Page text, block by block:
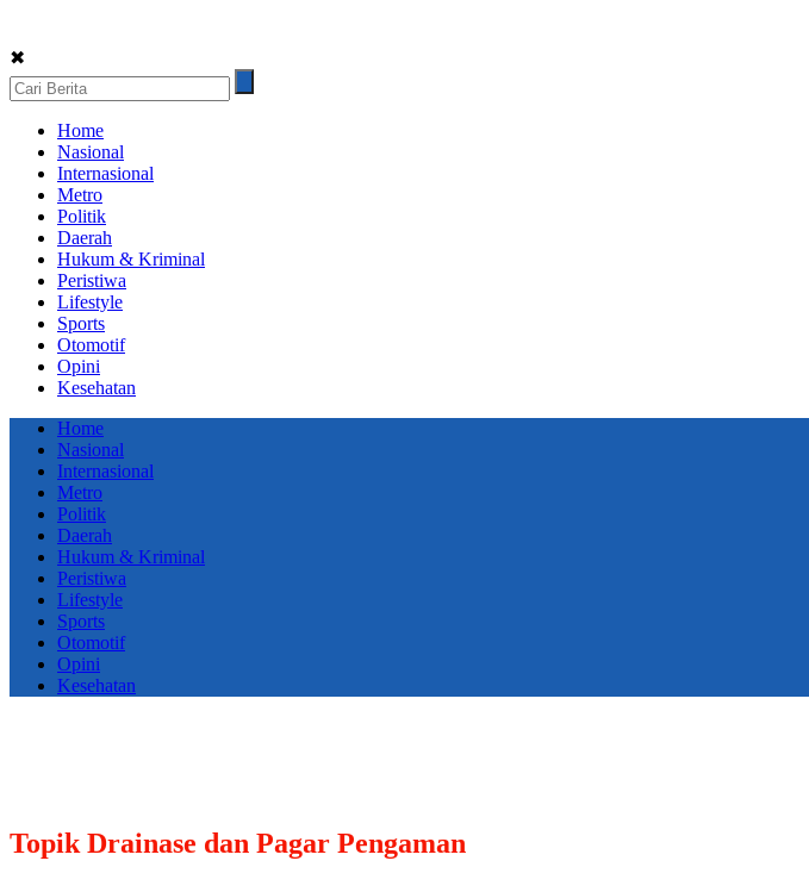
✖
Home
Nasional
Internasional
Metro
Politik
Daerah
Hukum & Kriminal
Peristiwa
Lifestyle
Sports
Otomotif
Opini
Kesehatan
Home
Nasional
Internasional
Metro
Politik
Daerah
Hukum & Kriminal
Peristiwa
Lifestyle
Sports
Otomotif
Opini
Kesehatan
Topik Drainase dan Pagar Pengaman